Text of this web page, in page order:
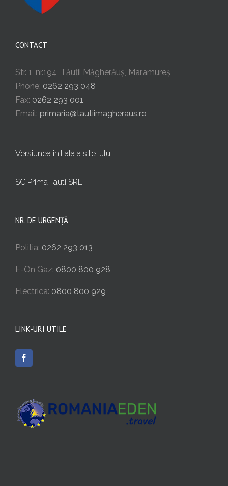
CONTACT
Str. 1, nr.194, Tăuții Măgherăuș, Maramureș
Phone: 0262 293 048
Fax: 0262 293 001
Email: primaria@tautiimagheraus.ro
Versiunea initiala a site-ului
SC Prima Tauti SRL
NR. DE URGENȚĂ
Politia: 0262 293 013
E-On Gaz: 0800 800 928
Electrica: 0800 800 929
LINK-URI UTILE